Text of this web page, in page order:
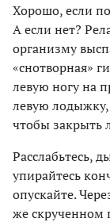
Хорошо, если
А если нет?
организму
«снотворная»
левую ногу на
левую лодыжку,
чтобы закрыть
Расслабьтесь,
упирайтесь
опускайте.
же скрученном